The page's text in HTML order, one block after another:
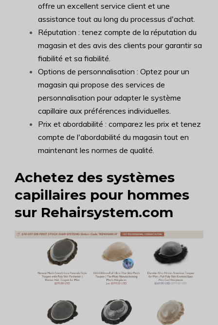
offre un excellent service client et une
assistance tout au long du processus d'achat.
Réputation : tenez compte de la réputation du
magasin et des avis des clients pour garantir sa
fiabilité et sa fiabilité.
Options de personnalisation : Optez pour un
magasin qui propose des services de
personnalisation pour adapter le système
capillaire aux préférences individuelles.
Prix et abordabilité : comparez les prix et tenez
compte de l'abordabilité du magasin tout en
maintenant les normes de qualité.
Achetez des systèmes
capillaires pour hommes
sur Rehairsystem.com